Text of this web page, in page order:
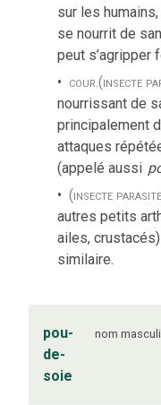
sur les
se nourrit de
peut s’agripper
cour.(insecte
nourrissant de
principalement
attaques
(appelé aussi
(insecte
autres petits
ailes,
similaire.
pou-
de-
soie
nom